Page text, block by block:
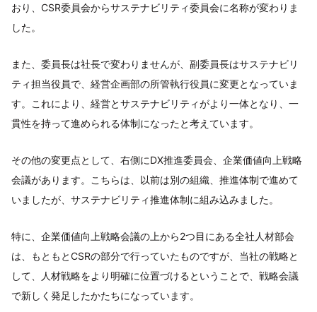
おり、CSR委員会からサステナビリティ委員会に名称が変わりま
した。
また、委員長は社長で変わりませんが、副委員長はサステナビリ
ティ担当役員で、経営企画部の所管執行役員に変更となっていま
す。これにより、経営とサステナビリティがより一体となり、一
貫性を持って進められる体制になったと考えています。
その他の変更点として、右側にDX推進委員会、企業価値向上戦略
会議があります。こちらは、以前は別の組織、推進体制で進めて
いましたが、サステナビリティ推進体制に組み込みました。
特に、企業価値向上戦略会議の上から2つ目にある全社人材部会
は、もともとCSRの部分で行っていたものですが、当社の戦略と
して、人材戦略をより明確に位置づけるということで、戦略会議
で新しく発足したかたちになっています。